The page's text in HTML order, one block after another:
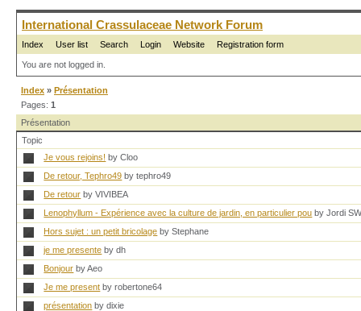
International Crassulaceae Network Forum
Index User list Search Login Website Registration form
You are not logged in.
Index » Présentation
Pages: 1
Présentation
Topic
Je vous rejoins! by Cloo
De retour, Tephro49 by tephro49
De retour by VIVIBEA
Lenophyllum - Expérience avec la culture de jardin, en particulier pou by Jordi
Hors sujet : un petit bricolage by Stephane
je me presente by dh
Bonjour by Aeo
Je me present by robertone64
présentation by dixie